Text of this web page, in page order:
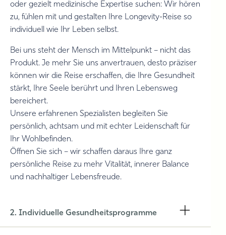
oder gezielt medizinische Expertise suchen: Wir hören
zu, fühlen mit und gestalten Ihre Longevity-Reise so
individuell wie Ihr Leben selbst.
Bei uns steht der Mensch im Mittelpunkt – nicht das
Produkt. Je mehr Sie uns anvertrauen, desto präziser
können wir die Reise erschaffen, die Ihre Gesundheit
stärkt, Ihre Seele berührt und Ihren Lebensweg
bereichert.
Unsere erfahrenen Spezialisten begleiten Sie
persönlich, achtsam und mit echter Leidenschaft für
Ihr Wohlbefinden.
Öffnen Sie sich – wir schaffen daraus Ihre ganz
persönliche Reise zu mehr Vitalität, innerer Balance
und nachhaltiger Lebensfreude.
2. Individuelle Gesundheitsprogramme